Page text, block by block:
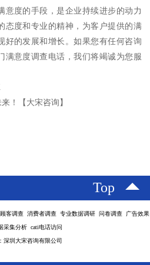
意度的手段，是企业持续进步的动力
态度和专业的精神，为客户提供的满
好的发展和增长。如果您有任何咨询
满意度调查电话，我们将竭诚为您服
！【大宋咨询】
Top
客调查 消费者调查 专业数据调研 问卷调查 广告效果
采集分析 cati电话访问
深圳大宋咨询有限公司